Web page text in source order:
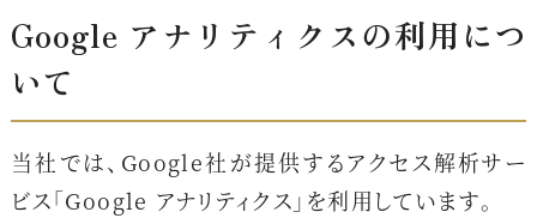
Google アナリティクスの利用につ
いて
当社では、Google社が提供するアクセス解析サー
ビス「Google アナリティクス」を利用しています。